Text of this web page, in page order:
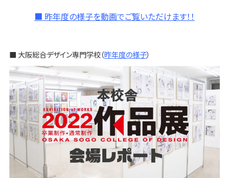
■ 昨年度の様子を動画でご覧いただけます！！
■ 大阪総合デザイン専門学校（昨年度の様子）